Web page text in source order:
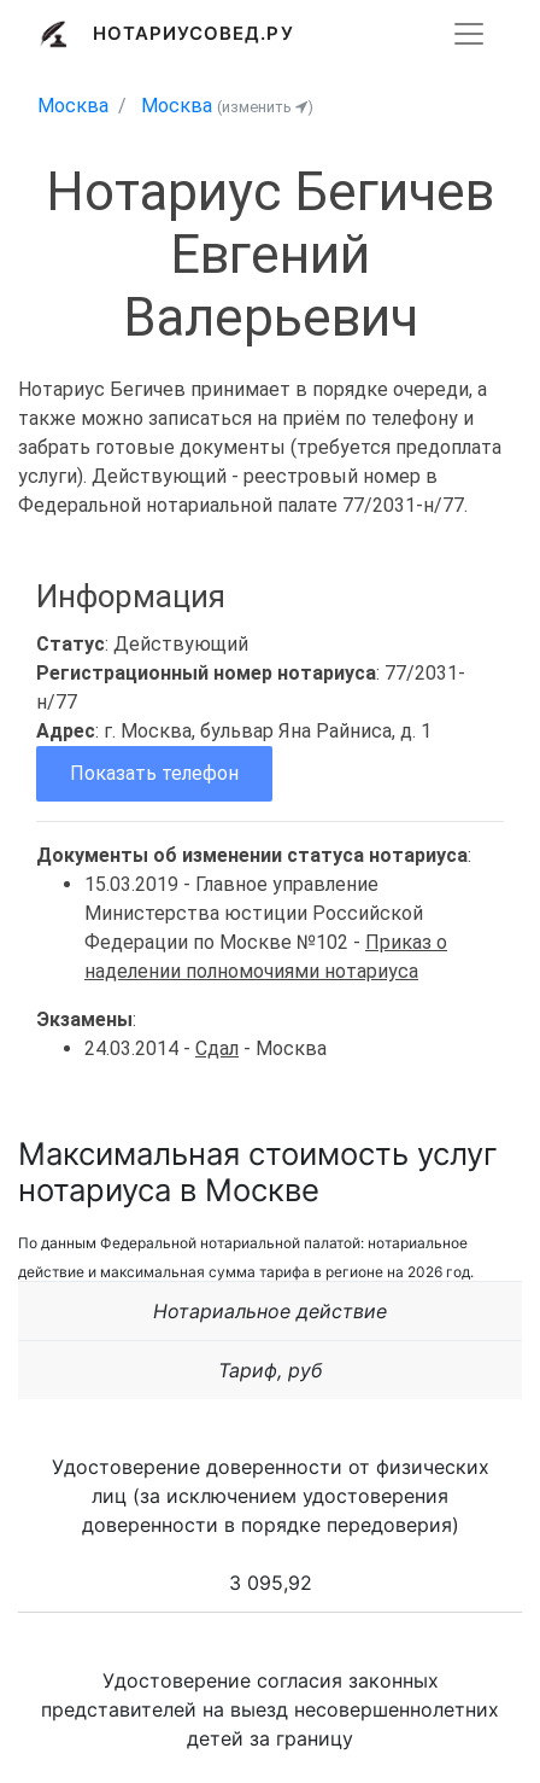
НОТАРИУСОВЕД.РУ
Москва Москва (изменить )
Нотариус Бегичев
Евгений
Валерьевич
Нотариус Бегичев принимает в порядке очереди, а
также можно записаться на приём по телефону и
забрать готовые документы (требуется предоплата
услуги). Действующий - реестровый номер в
Федеральной нотариальной палате 77/2031-н/77.
Информация
Статус: Действующий
Регистрационный номер нотариуса: 77/2031-
н/77
Адрес: г. Москва, бульвар Яна Райниса, д. 1
Показать телефон
Документы об изменении статуса нотариуса:
15.03.2019 - Главное управление
Министерства юстиции Российской
Федерации по Москве №102 - Приказ о
наделении полномочиями нотариуса
Экзамены:
24.03.2014 - Сдал - Москва
Максимальная стоимость услуг
нотариуса в Москве
По данным Федеральной нотариальной палатой: нотариальное
действие и максимальная сумма тарифа в регионе на 2026 год.
Нотариальное действие
Тариф, руб
Удостоверение доверенности от физических
лиц (за исключением удостоверения
доверенности в порядке передоверия)
3 095,92
Удостоверение согласия законных
представителей на выезд несовершеннолетних
детей за границу